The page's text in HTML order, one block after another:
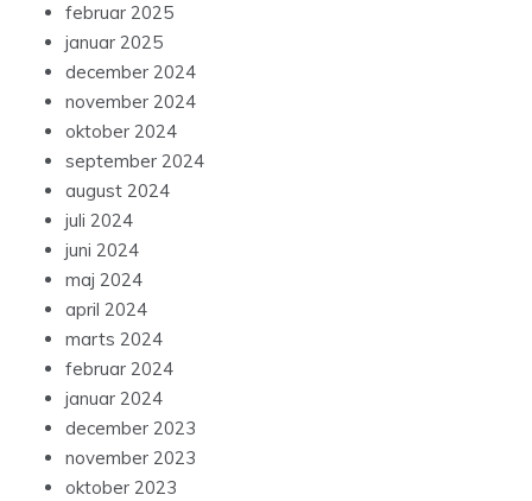
februar 2025
januar 2025
december 2024
november 2024
oktober 2024
september 2024
august 2024
juli 2024
juni 2024
maj 2024
april 2024
marts 2024
februar 2024
januar 2024
december 2023
november 2023
oktober 2023